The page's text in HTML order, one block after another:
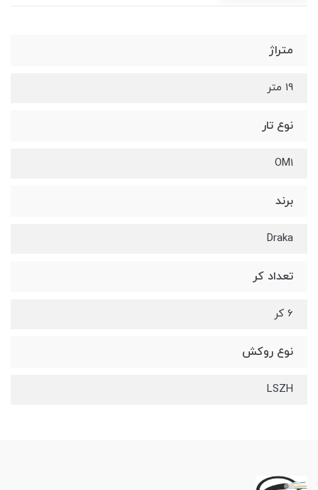
متراژ
19 متر
نوع تار
OM1
برند
Draka
تعداد کر
6 کر
نوع روکش
LSZH